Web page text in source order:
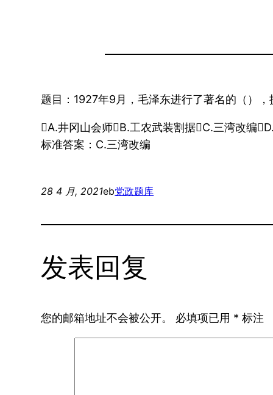
题目：1927年9月，毛泽东进行了著名的（），
A.井冈山会师B.工农武装割据C.三湾改编
标准答案：C.三湾改编
28 4 月, 2021eb党政题库
发表回复
您的邮箱地址不会被公开。 必填项已用 * 标注